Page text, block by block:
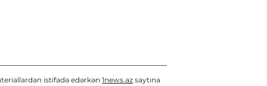
istifadə edərkən 1news.az saytına